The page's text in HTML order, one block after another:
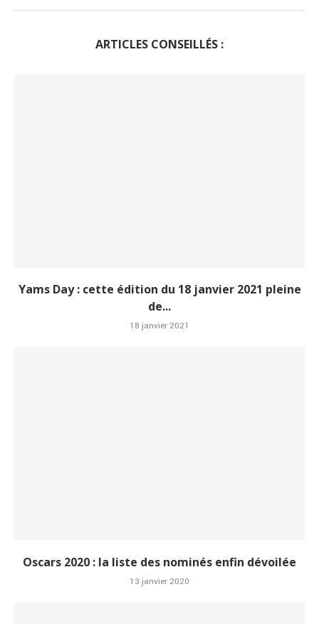
ARTICLES CONSEILLÉS :
Yams Day : cette édition du 18 janvier 2021 pleine
de...
18 janvier 2021
Oscars 2020 : la liste des nominés enfin dévoilée
13 janvier 2020